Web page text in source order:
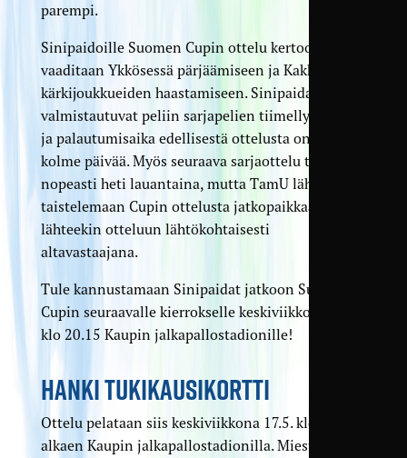
parempi.
Sinipaidoille Suomen Cupin ottelu kertoo, mitä
vaaditaan Ykkösessä pärjäämiseen ja Kakkosen
kärkijoukkueiden haastamiseen. Sinipaidat
valmistautuvat peliin sarjapelien tiimellyksessä,
ja palautumisaika edellisestä ottelusta on vain
kolme päivää. Myös seuraava sarjaottelu tulee
nopeasti heti lauantaina, mutta TamU lähtee
taistelemaan Cupin ottelusta jatkopaikkaa, vaikka
lähteekin otteluun lähtökohtaisesti
altavastaajana.
Tule kannustamaan Sinipaidat jatkoon Suomen
Cupin seuraavalle kierrokselle keskiviikkona 17.5
klo 20.15 Kaupin jalkapallostadionille!
HANKI TUKIKAUSIKORTTI
Ottelu pelataan siis keskiviikkona 17.5. klo 20.15
alkaen Kaupin jalkapallostadionilla. Miesten